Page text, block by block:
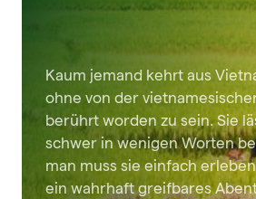
Kaum jemand kehrt aus
ohne von der
berührt worden zu sein. Sie
schwer in wenigen Worten
man muss sie einfach
ein wahrhaft greifbares